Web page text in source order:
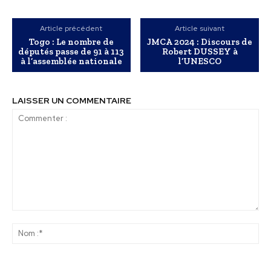
Article précédent
Togo : Le nombre de
députés passe de 91 à 113
à l’assemblée nationale
Article suivant
JMCA 2024 : Discours de
Robert DUSSEY à
l’UNESCO
LAISSER UN COMMENTAIRE